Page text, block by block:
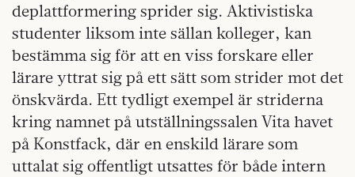
deplattformering sprider sig. Aktivistiska
studenter liksom inte sällan kolleger, kan
bestämma sig för att en viss forskare eller
lärare yttrat sig på ett sätt som strider mot det
önskvärda. Ett tydligt exempel är striderna
kring namnet på utställningssalen Vita havet
på Konstfack, där en enskild lärare som
uttalat sig offentligt utsattes för både intern